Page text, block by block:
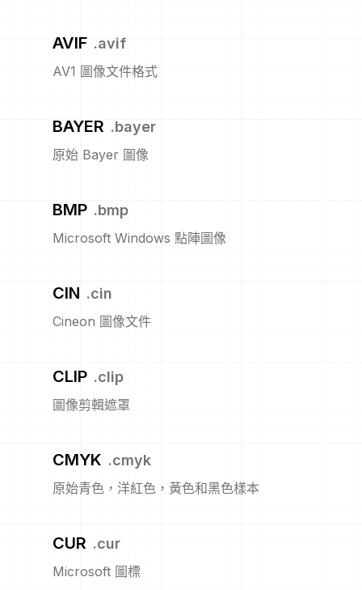
AVIF .avif
AV1 圖像文件格式
BAYER .bayer
原始 Bayer 圖像
BMP .bmp
Microsoft Windows 點陣圖像
CIN .cin
Cineon 圖像文件
CLIP .clip
圖像剪輯遮罩
CMYK .cmyk
原始青色，洋紅色，黃色和黑色樣本
CUR .cur
Microsoft 圖標